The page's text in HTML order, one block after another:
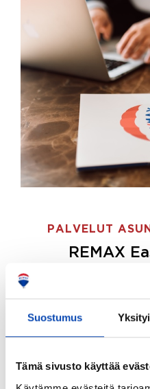
Suostumus
Tämä sivusto käyttää
PALVELUT
REMAX
ostajille.
Tee